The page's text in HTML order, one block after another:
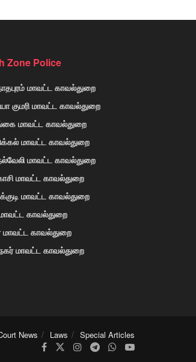
Zone Police
மாவட்ட காவல்துறை
குமரி மாவட்ட காவல்துறை
மாவட்ட காவல்துறை
மாவட்ட காவல்துறை
மாவட்ட காவல்துறை
மாவட்ட காவல்துறை
மாவட்ட காவல்துறை
காவல்துறை
மாவட்ட காவல்துறை
மாவட்ட காவல்துறை
News Laws Special Articles